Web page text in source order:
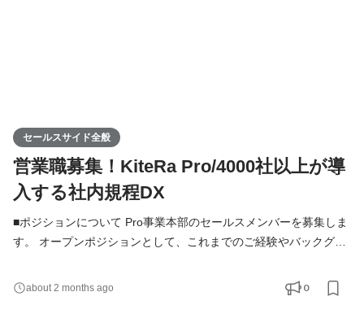
セールスサイド全般
営業職募集！KiteRa Pro/4000社以上が導
入する社内規程DX
■ポジションについて Pro事業本部のセールスメンバーを募集しま
す。 オープンポジションとして、これまでのご経験やバックグラ
ンを弊社から提案させていただきます。 「自分に適したポジショ
ンがわからない」「自これまでの経験が活かせるポジションを知
about 2 months ago 0